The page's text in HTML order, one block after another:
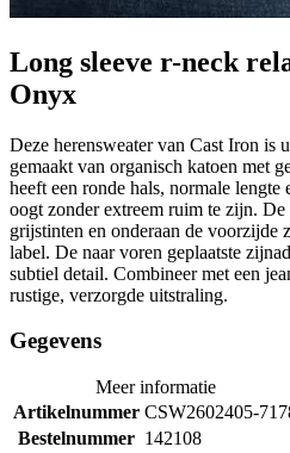
Long sleeve r-neck
Onyx
Deze herensweater van Cast Iron is
gemaakt van organisch katoen met
heeft een ronde hals, normale lengte
oogt zonder extreem ruim te zijn.
grijstinten en onderaan de voorzijde
label. De naar voren geplaatste
subtiel detail. Combineer met een
rustige, verzorgde uitstraling.
Gegevens
Meer informatie
Artikelnummer CSW2602405-
Bestelnummer 142108